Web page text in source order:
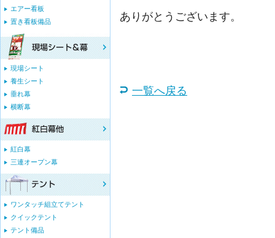
ありがとうございます。
一覧へ戻る
エアー看板
置き看板備品
現場シート
養生シート
垂れ幕
横断幕
紅白幕
三連オープン幕
ワンタッチ組立てテント
クイックテント
テント備品